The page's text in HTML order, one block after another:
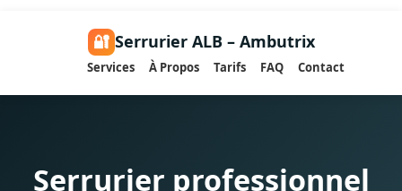
🔐 Serrurier ALB – Ambutrix
Services À Propos Tarifs FAQ Contact
Serrurier professionnel